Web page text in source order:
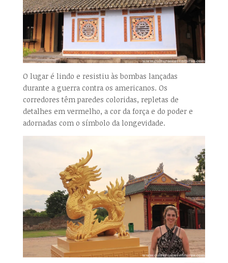
O lugar é lindo e resistiu às bombas lançadas
durante a guerra contra os americanos. Os
corredores têm paredes coloridas, repletas de
detalhes em vermelho, a cor da força e do poder e
adornadas com o símbolo da longevidade.